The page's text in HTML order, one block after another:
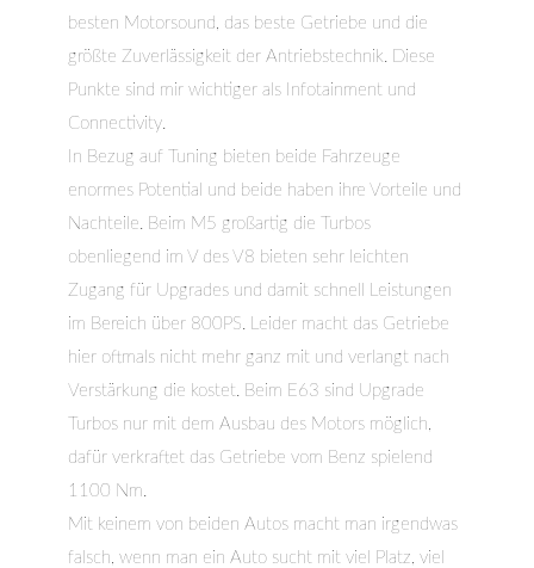
besten Motorsound, das beste Getriebe und die
größte Zuverlässigkeit der Antriebstechnik. Diese
Punkte sind mir wichtiger als Infotainment und
Connectivity.
In Bezug auf Tuning bieten beide Fahrzeuge
enormes Potential und beide haben ihre Vorteile und
Nachteile. Beim M5 großartig die Turbos
obenliegend im V des V8 bieten sehr leichten
Zugang für Upgrades und damit schnell Leistungen
im Bereich über 800PS. Leider macht das Getriebe
hier oftmals nicht mehr ganz mit und verlangt nach
Verstärkung die kostet. Beim E63 sind Upgrade
Turbos nur mit dem Ausbau des Motors möglich,
dafür verkraftet das Getriebe vom Benz spielend
1100 Nm.
Mit keinem von beiden Autos macht man irgendwas
falsch, wenn man ein Auto sucht mit viel Platz, viel